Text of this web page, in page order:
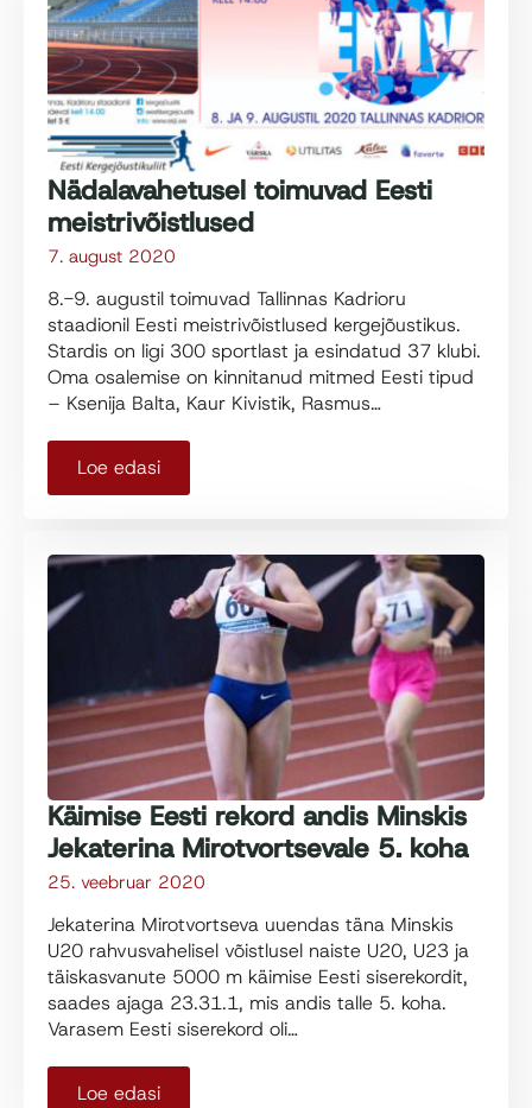
Nädalavahetusel toimuvad Eesti
meistrivõistlused
7. august 2020
8.-9. augustil toimuvad Tallinnas Kadrioru
staadionil Eesti meistrivõistlused kergejõustikus.
Stardis on ligi 300 sportlast ja esindatud 37 klubi.
Oma osalemise on kinnitanud mitmed Eesti tipud
– Ksenija Balta, Kaur Kivistik, Rasmus…
Loe edasi
Käimise Eesti rekord andis Minskis
Jekaterina Mirotvortsevale 5. koha
25. veebruar 2020
Jekaterina Mirotvortseva uuendas täna Minskis
U20 rahvusvahelisel võistlusel naiste U20, U23 ja
täiskasvanute 5000 m käimise Eesti siserekordit,
saades ajaga 23.31.1, mis andis talle 5. koha.
Varasem Eesti siserekord oli…
Loe edasi